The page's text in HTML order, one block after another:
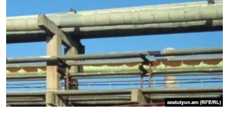
ՄԻՋԱԶԳԱՅԻՆ
ՄՇԱԿՈՒՅԹ
ՍՊՈՐՏ
ՄԵԿՆԱԲԱՆՈՒԹՅՈՒՆ
ՏՏ ԵՒ ԻՆՏԵՐՆԵՏ